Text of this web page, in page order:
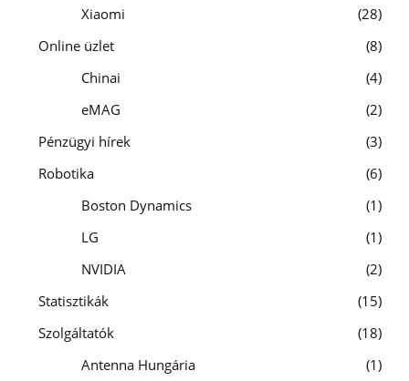
Xiaomi
28
Online üzlet
8
Chinai
4
eMAG
2
Pénzügyi hírek
3
Robotika
6
Boston Dynamics
1
LG
1
NVIDIA
2
Statisztikák
15
Szolgáltatók
18
Antenna Hungária
1